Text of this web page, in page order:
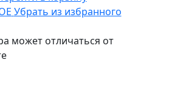
Убрать из избранного
может отличаться от